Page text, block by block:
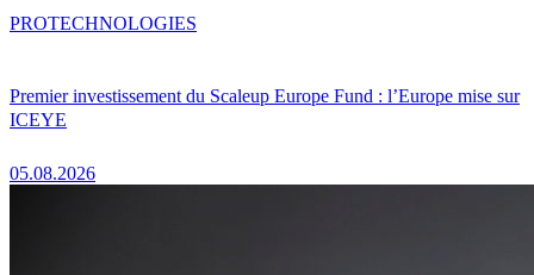
Premier investissement du Scaleup Europe Fund : l’Europe mise sur
ICEYE
05.08.2026
PROTECHNOLOGIES